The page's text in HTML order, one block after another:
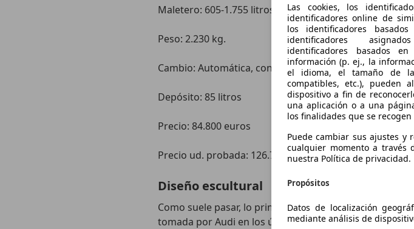
Las cookies, los
identificadores online de
los identificadores
identificadores
identificadores basados
información (p. ej., la
el idioma, el tamaño de
compatibles, etc.), pueden
dispositivo a fin de
una aplicación o a una
los finalidades que se
Puede cambiar sus ajustes y
cualquier momento a través
nuestra Política de privacidad.
Propósitos
Datos de localización
mediante análisis de
Maletero: 605-1.755 litros
Peso: 2.230 kg.
Cambio: Automática, convertidor de par, de ocho
Depósito: 85 litros
Precio: 84.800 euros
Precio ud. probada: 126.780 euros
Diseño escultural
Como suele pasar, lo primero que llama la atención es
tomada por Audi en los últimos tiempos, alegando